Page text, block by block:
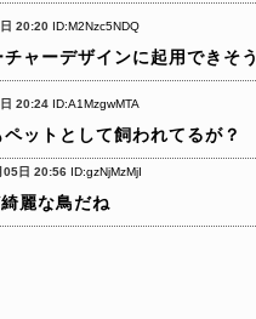
20:20 ID:M2Nzc5NDQ
ャーデザインに起用できそう
20:24 ID:A1MzgwMTA
ットとして飼われてるが？
05日 20:56 ID:gzNjMzMjI
麗な鳥だね